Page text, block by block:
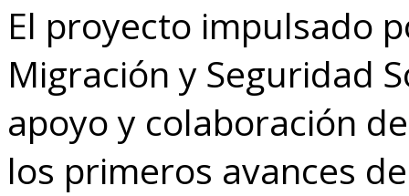
El proyecto impulsado
Migración y Seguridad
apoyo y colaboración
los primeros avances